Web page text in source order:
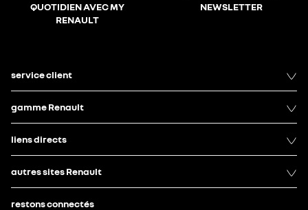
QUOTIDIEN AVEC MY
RENAULT
NEWSLETTER
service client
gamme Renault
liens directs
autres sites Renault
restons connectés